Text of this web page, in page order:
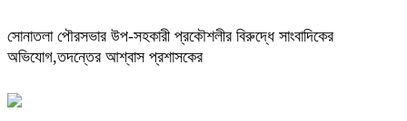
সোনাতলা পৌরসভার উপ-সহকারী প্রকৌশলীর বিরুদ্ধে সাংবাদিকের
অভিযোগ,তদন্তের আশ্বাস প্রশাসকের